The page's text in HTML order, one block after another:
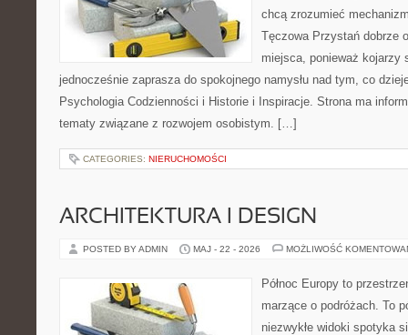
chcą zrozumieć
Tęczowa Przystań dobrze
miejsca, ponieważ kojarzy
jednocześnie zaprasza do spokojnego namysłu nad tym, co
Psychologia Codzienności i Historie i Inspiracje. Strona ma
tematy związane z rozwojem osobistym. […]
CATEGORIES: NIERUCHOMOŚCI
ARCHITEKTURA I DESIGN
POSTED BY ADMIN MAJ - 22 - 2026 MOŻLIWOŚĆ
Północ Europy to
marzące o podróżach. To
niezwykłe widoki spotyka